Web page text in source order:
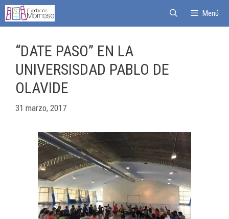
Menú
“DATE PASO” EN LA
UNIVERSISDAD PABLO DE
OLAVIDE
31 marzo, 2017